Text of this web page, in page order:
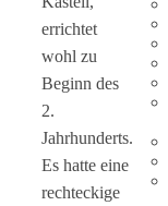
errichtet
wohl zu
Beginn des
2.
Jahrhunderts.
Es hatte eine
rechteckige